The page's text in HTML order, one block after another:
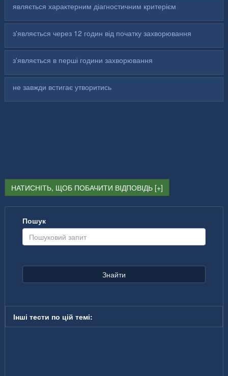
являється характерним діагностичним критерієм
з'являється через 12 годин від початку захворювання
з'являється в перші години захворювання
не завжди встигає утворитись
НАТИСНІТЬ, ЩОБ ПОБАЧИТИ ВІДПОВІДЬ
Пошук
Знайти
Інші тести по цій темі: